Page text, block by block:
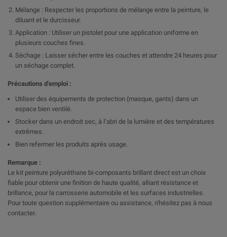
Mélange : Respecter les proportions de mélange entre la peinture, le
diluant et le durcisseur.
Application : Utiliser un pistolet pour une application uniforme en
plusieurs couches fines.
Séchage : Laisser sécher entre les couches et attendre 24 heures pour
un séchage complet.
Précautions d'emploi :
Utiliser des équipements de protection (masque, gants) dans un
espace bien ventilé.
Stocker dans un endroit sec, à l’abri de la lumière et des températures
extrêmes.
Bien refermer les produits après usage.
Remarque :
Le kit peinture polyuréthane bi-composants brillant direct est un choix
fiable pour obtenir une finition de haute qualité, alliant résistance et
brillance, pour la carrosserie automobile et les surfaces industrielles.
Pour toute question supplémentaire ou assistance, n'hésitez pas à nous
contacter.